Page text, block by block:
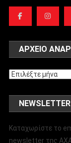
ΑΡΧΕΊΟ
Αρχείο
NEWSLETTER
Καταχωρίστε το
newsletter της